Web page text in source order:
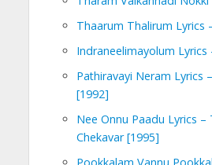
Thaarum Thalirum Lyrics
Indraneelimayolum Lyrics
Pathiravayi Neram Lyrics
[1992]
Nee Onnu Paadu Lyrics –
Chekavar [1995]